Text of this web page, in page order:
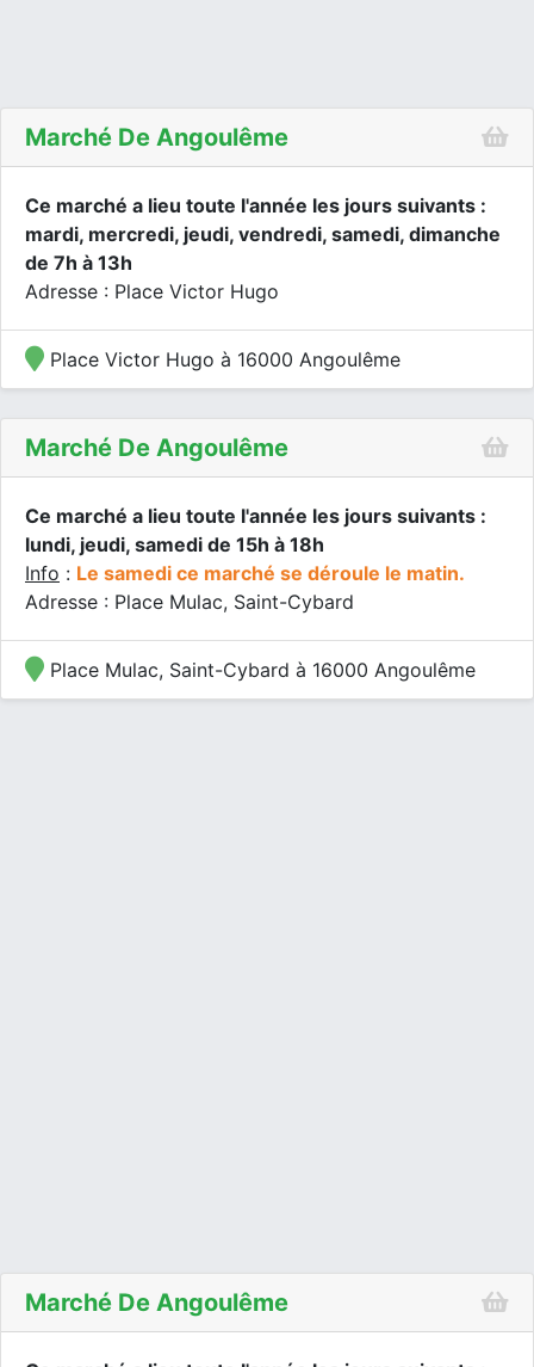
Marché De Angoulême
Ce marché a lieu toute l'année les jours suivants :
mardi, mercredi, jeudi, vendredi, samedi, dimanche
de 7h à 13h
Adresse : Place Victor Hugo
Place Victor Hugo à 16000 Angoulême
Marché De Angoulême
Ce marché a lieu toute l'année les jours suivants :
lundi, jeudi, samedi de 15h à 18h
Info : Le samedi ce marché se déroule le matin.
Adresse : Place Mulac, Saint-Cybard
Place Mulac, Saint-Cybard à 16000 Angoulême
Marché De Angoulême